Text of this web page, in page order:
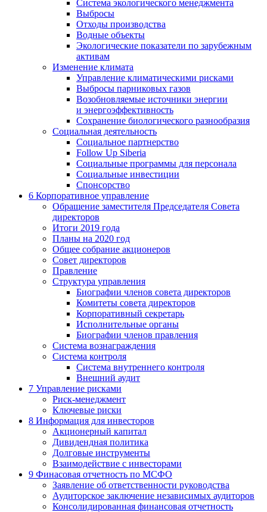
Система экологического менеджмента
Выбросы
Отходы производства
Водные объекты
Экологические показатели по зарубежным
активам
Изменение климата
Управление климатическими рисками
Выбросы парниковых газов
Возобновляемые источники энергии
и энергоэффективность
Сохранение биологического разнообразия
Социальная деятельность
Социальное партнерство
Follow Up Siberia
Социальные программы для персонала
Социальные инвестиции
Спонсорство
6 Корпоративное управление
Обращение заместителя Председателя Совета
директоров
Итоги 2019 года
Планы на 2020 год
Общее собрание акционеров
Совет директоров
Правление
Структура управления
Биографии членов совета директоров
Комитеты совета директоров
Корпоративный секретарь
Исполнительные органы
Биографии членов правления
Система вознаграждения
Система контроля
Система внутреннего контроля
Внешний аудит
7 Управление рисками
Риск-менеджмент
Ключевые риски
8 Информация для инвесторов
Акционерный капитал
Дивидендная политика
Долговые инструменты
Взаимодействие с инвеcторами
9 Финасовая отчетность по МСФО
Заявление об ответственности руководства
Аудиторское заключение независимых аудиторов
Консолидированная финансовая отчетность